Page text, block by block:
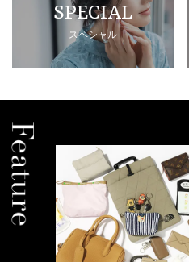
SPECIAL
スペシャル